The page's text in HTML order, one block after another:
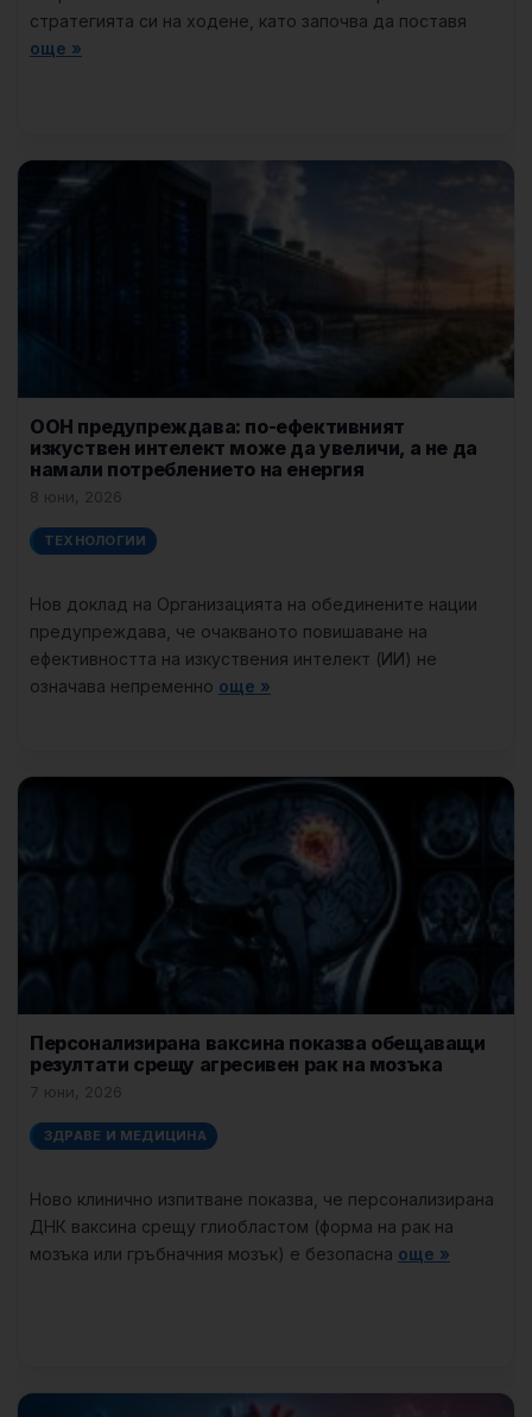
стратегията си на ходене, като започва да поставя
още »
ООН предупреждава: по-ефективният
изкуствен интелект може да увеличи, а не да
намали потреблението на енергия
8 юни, 2026
ТЕХНОЛОГИИ
Нов доклад на Организацията на обединените нации
предупреждава, че очакваното повишаване на
ефективността на изкуствения интелект (ИИ) не
означава непременно още »
Персонализирана ваксина показва обещаващи
резултати срещу агресивен рак на мозъка
7 юни, 2026
ЗДРАВЕ И МЕДИЦИНА
Ново клинично изпитване показва, че персонализирана
ДНК ваксина срещу глиобластом (форма на рак на
мозъка или гръбначния мозък) е безопасна още »